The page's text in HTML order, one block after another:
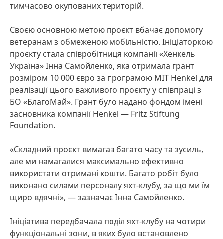
тимчасово окупованих територій.
Своєю основною метою проєкт вбачає допомогу
ветеранам з обмеженою мобільністю. Ініціаторкою
проєкту стала співробітниця компанії «Хенкель
Україна» Інна Самойленко, яка отримала грант
розміром 10 000 євро за програмою MIT Henkel для
реалізації цього важливого проєкту у співпраці з
БО «БлагоМай». Грант було надано фондом імені
засновника компанії Henkel — Fritz Stiftung
Foundation.
«Складний проєкт вимагав багато часу та зусиль,
але ми намагалися максимально ефективно
використати отримані кошти. Багато робіт було
виконано силами персоналу яхт-клубу, за що ми їм
щиро вдячні», — зазначає Інна Самойленко.
Ініціатива передбачала поділ яхт-клубу на чотири
функціональні зони, в яких було встановлено